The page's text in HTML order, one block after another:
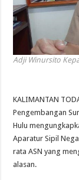
Adji Winursito
KALIMANTAN
Pengembangan
Hulu
Aparatur Sipil
rata ASN yang
alasan.